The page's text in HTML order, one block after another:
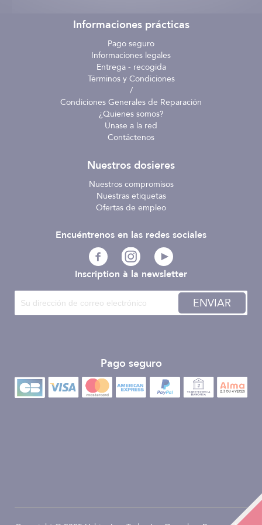
Informaciones prácticas
Pago seguro
Informaciones legales
Entrega - recogida
Términos y Condiciones
/
Condiciones Generales de Reparación
¿Quienes somos?
Únase a la red
Contáctenos
Nuestros dosieres
Nuestros compromisos
Nuestras etiquetas
Ofertas de empleo
Inscription à la newsletter
ENVIAR
Pago seguro
Encuéntrenos en las redes sociales